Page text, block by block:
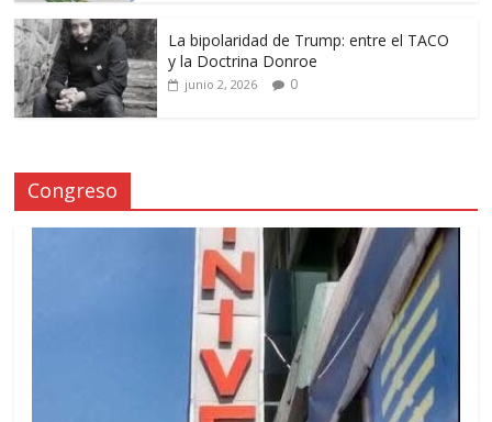
La bipolaridad de Trump: entre el TACO
y la Doctrina Donroe
junio 2, 2026 0
Congreso